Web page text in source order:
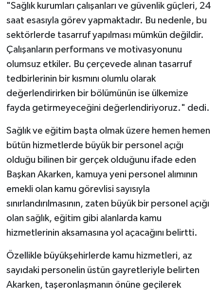
"Sağlık kurumları çalışanları ve güvenlik güçleri, 24
saat esasıyla görev yapmaktadır. Bu nedenle, bu
sektörlerde tasarruf yapılması mümkün değildir.
Çalışanların performans ve motivasyonunu
olumsuz etkiler. Bu çerçevede alınan tasarruf
tedbirlerinin bir kısmını olumlu olarak
değerlendirirken bir bölümünün ise ülkemize
fayda getirmeyeceğini değerlendiriyoruz." dedi.
Sağlık ve eğitim başta olmak üzere hemen hemen
bütün hizmetlerde büyük bir personel açığı
olduğu bilinen bir gerçek olduğunu ifade eden
Başkan Akarken, kamuya yeni personel alımının
emekli olan kamu görevlisi sayısıyla
sınırlandırılmasının, zaten büyük bir personel açığı
olan sağlık, eğitim gibi alanlarda kamu
hizmetlerinin aksamasına yol açacağını belirtti.
Özellikle büyükşehirlerde kamu hizmetleri, az
sayıdaki personelin üstün gayretleriyle belirten
Akarken, taşeronlaşmanın önüne geçilerek